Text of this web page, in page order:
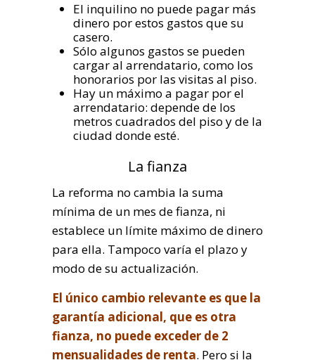
El inquilino no puede pagar más
dinero por estos gastos que su
casero.
Sólo algunos gastos se pueden
cargar al arrendatario, como los
honorarios por las visitas al piso.
Hay un máximo a pagar por el
arrendatario: depende de los
metros cuadrados del piso y de la
ciudad donde esté.
La fianza
La reforma no cambia la suma
mínima de un mes de fianza, ni
establece un límite máximo de dinero
para ella. Tampoco varía el plazo y
modo de su actualización.
El único cambio relevante es que la
garantía adicional, que es otra
fianza, no puede exceder de 2
mensualidades de renta. Pero si la